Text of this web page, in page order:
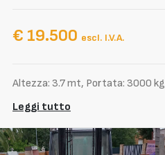
€ 19.500 escl. I.V.A.
Altezza: 3.7 mt, Portata: 3000 kg
Leggi tutto